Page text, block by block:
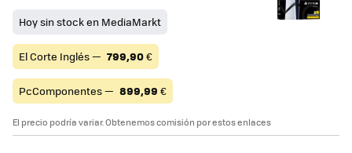
Hoy sin stock en MediaMarkt
El Corte Inglés — 799,90€
PcComponentes — 899,99 €
El precio podría variar. Obtenemos comisión por estos enlaces